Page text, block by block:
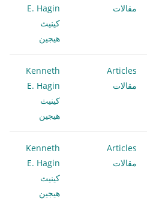
مقالات
E. Hagin
كينيث
هيجين
Articles
مقالات
Kenneth
E. Hagin
كينيث
هيجين
Articles
مقالات
Kenneth
E. Hagin
كينيث
هيجين